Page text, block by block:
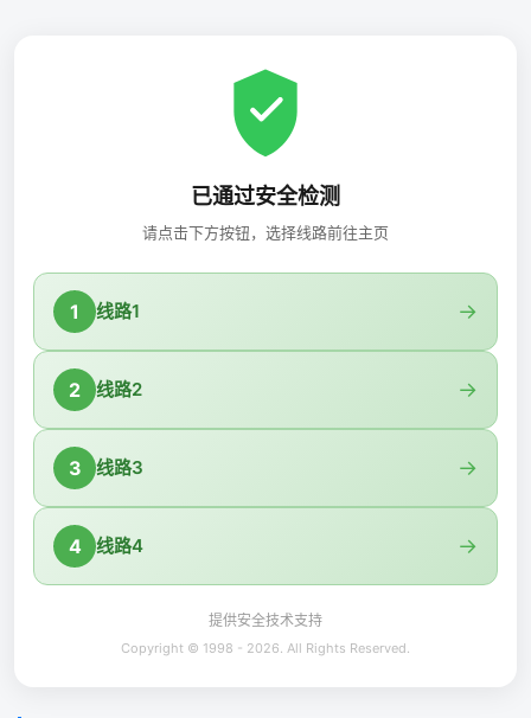
已通过安全检测
请点击下方按钮，选择线路前往主页
1 线路1 →
2 线路2 →
3 线路3 →
4 线路4 →
提供安全技术支持
Copyright © 1998 - 2026. All Rights Reserved.